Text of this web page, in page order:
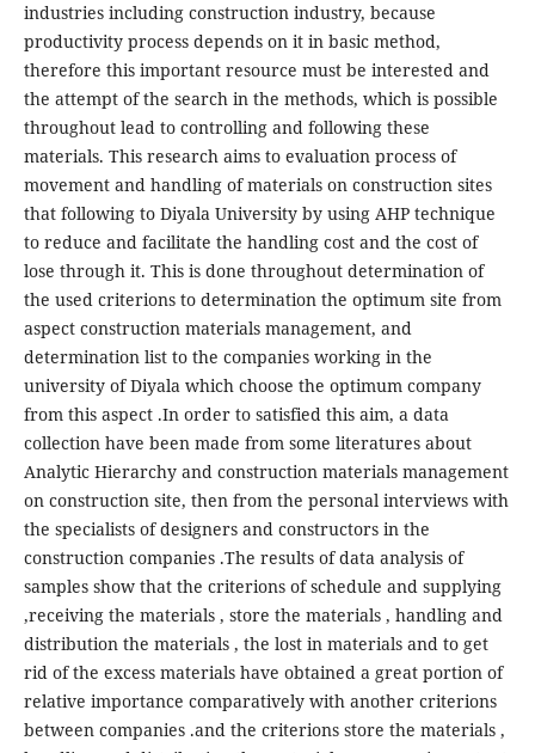
industries including construction industry, because
productivity process depends on it in basic method,
therefore this important resource must be interested and
the attempt of the search in the methods, which is possible
throughout lead to controlling and following these
materials. This research aims to evaluation process of
movement and handling of materials on construction sites
that following to Diyala University by using AHP technique
to reduce and facilitate the handling cost and the cost of
lose through it. This is done throughout determination of
the used criterions to determination the optimum site from
aspect construction materials management, and
determination list to the companies working in the
university of Diyala which choose the optimum company
from this aspect .In order to satisfied this aim, a data
collection have been made from some literatures about
Analytic Hierarchy and construction materials management
on construction site, then from the personal interviews with
the specialists of designers and constructors in the
construction companies .The results of data analysis of
samples show that the criterions of schedule and supplying
,receiving the materials , store the materials , handling and
distribution the materials , the lost in materials and to get
rid of the excess materials have obtained a great portion of
relative importance comparatively with another criterions
between companies .and the criterions store the materials ,